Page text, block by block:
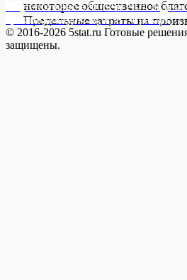
Опубликовано в20032012024
трех индивидов: А, Б, В. Функци
© 2016-2026 5stat.ru Готовые
защищены.